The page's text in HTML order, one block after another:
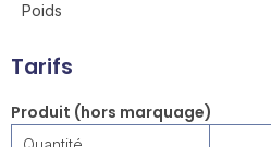
Poids
Tarifs
Produit (hors marquage)